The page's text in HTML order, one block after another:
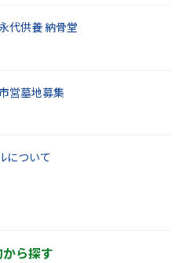
代供養 納骨堂
営墓地募集
について
から探す